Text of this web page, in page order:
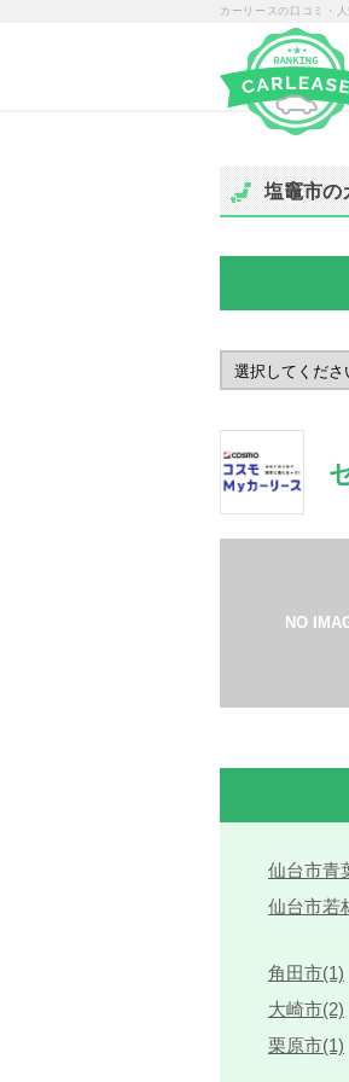
カーリースの口コミ・
塩竈市の
仙台市青
仙台市若
角田市(1)
大崎市(2)
栗原市(1)